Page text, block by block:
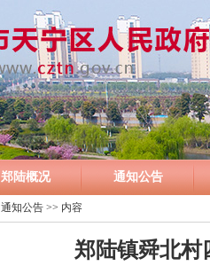
郑陆概况 通知公告
通知公告 >> 内容
郑陆镇舜北村